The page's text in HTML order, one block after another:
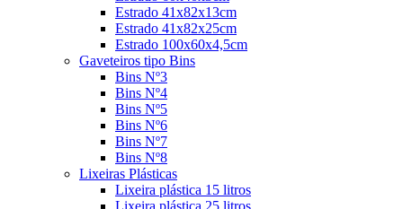
Estrado 41x82x13cm
Estrado 41x82x25cm
Estrado 100x60x4,5cm
Gaveteiros tipo Bins
Bins Nº3
Bins Nº4
Bins Nº5
Bins Nº6
Bins Nº7
Bins Nº8
Lixeiras Plásticas
Lixeira plástica 15 litros
Lixeira plástica 25 litros